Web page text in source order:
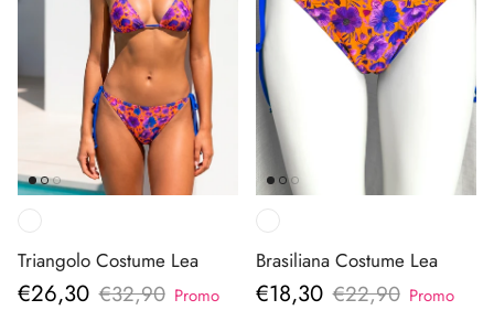
Triangolo Costume Lea
Prezzo di vendita
€26,30 Prezzo normale
€32,90 Promo
Brasiliana Costume Lea
Prezzo di vendita
€18,30 Prezzo normale
€22,90 Promo